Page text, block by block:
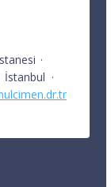
·
İstanbul ·